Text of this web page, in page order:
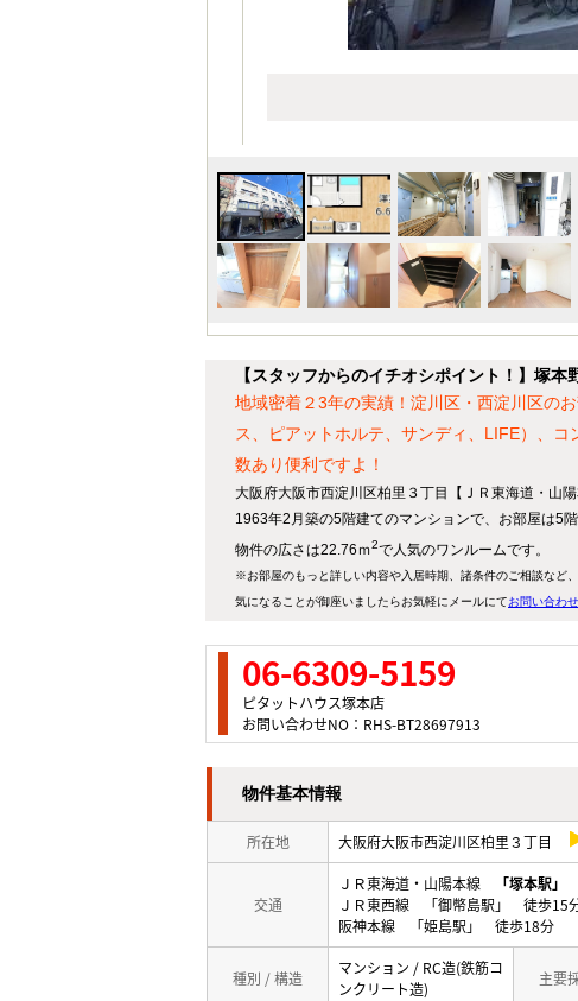
【スタッフからのイチオシポイント！】塚本
地域密着２3年の実績！淀川区・西淀川区の
ス、ピアットホルテ、サンディ、LIFE）、
数あり便利ですよ！
大阪府大阪市西淀川区柏里３丁目【ＪＲ東海道・山
1963年2月築の5階建てのマンションで、お部屋は5階
物件の広さは22.76ｍ2で人気のワンルームです。
※お部屋のもっと詳しい内容や入居時期、諸条件のご相談など
気になることが御座いましたらお気軽にメールにてお問い合わせ
06-6309-5159
ピタットハウス塚本店
お問い合わせNO：RHS-BT28697913
物件基本情報
所在地 大阪府大阪市西淀川区柏里３丁目
交通
ＪＲ東海道・山陽本線 「塚本駅」
ＪＲ東西線 「御幣島駅」 徒歩15
阪神本線 「姫島駅」 徒歩18分
種別 / 構造
マンション / RC造(鉄筋コ
ンクリート造)
主要